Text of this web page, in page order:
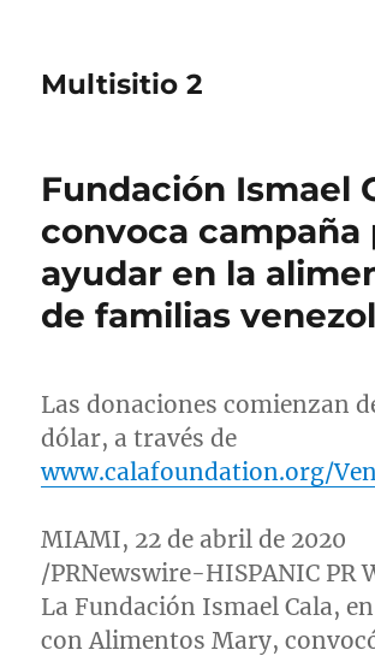
Multisitio 2
Fundación Ismael
convoca campaña
ayudar en la
de familias
Las donaciones comienzan
dólar, a través de
www.calafoundation.org/
MIAMI, 22 de abril de 2020
/PRNewswire-HISPANIC PR
La Fundación Ismael Cala,
con Alimentos Mary,